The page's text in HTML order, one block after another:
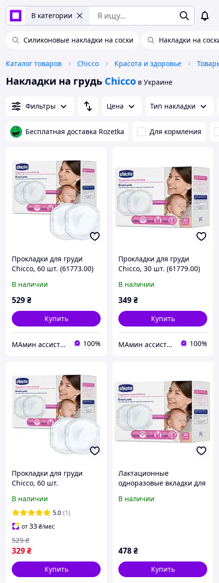
В категории
Силиконовые накладки на соски Накладки на
Каталог товаров Chicco Красота и здоровье
Накладки на грудь Chicco в Украине
Фильтры Цена Тип накладки
Бесплатная доставка Rozetka Для кормления
Прокладки для груди
Chicco, 60 шт. (61773.00)
В наличии
529₴
Купить
МАмин ассистент 100%
Прокладки для груди
Chicco, 30 шт. (61779.00)
В наличии
349₴
Купить
МАмин ассистент 100%
Прокладки для груди
Chicco, 60 шт.
В наличии
5.0 (1)
от33₴/мес
329₴
529 ₴
Купить
Лактационные
одноразовые вкладки для
антибактериальным
В наличии
478₴
Купить